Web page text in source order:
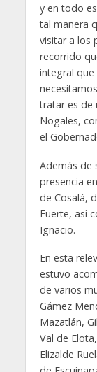
y en todo
tal manera
visitar a los
recorrido
integral que
tratar es de
Nogales,
el
Además de
presencia
de Cosalá,
Fuerte, así
Ignacio.
En esta
estuvo
de varios
Gámez
Mazatlán,
Val de
Elizalde